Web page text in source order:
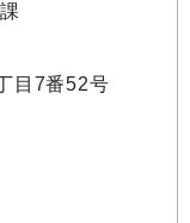
目7番52号